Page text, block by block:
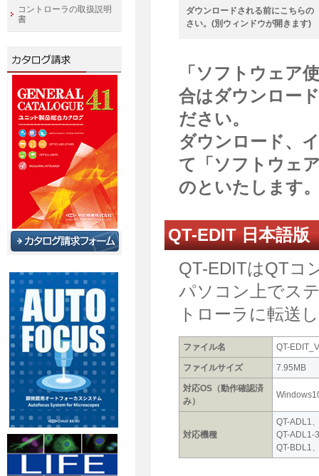
ダウンロードされる前にこちらの
さい。(別ウィンドウが開きます)
「ソフトウェア
合はダウンロー
ださい。
ダウンロード、
て「ソフトウェ
のといたします
QT-EDIT 日本語版
QT-EDITはQTコ
パソコン上でス
トローラに転送
ファイル名 QT-
ファイルサイズ 7.95MB
対応OS（動作確認済
み）
対応機種
QT-ADL1
QT-ADL1-
QT-BDL1
コントローラの取扱説明
書